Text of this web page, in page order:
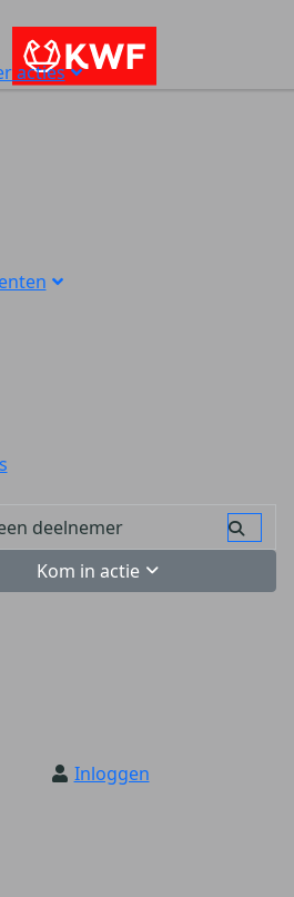
acties
Kom in actie
Inloggen